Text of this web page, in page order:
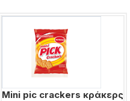
Mini pic crackers κράκερς